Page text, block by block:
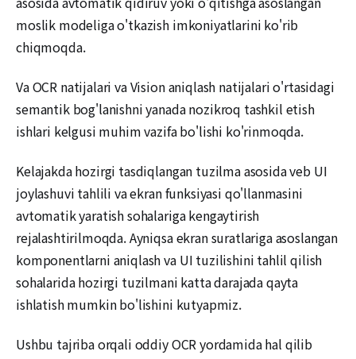
moslik modeliga o'tkazish imkoniyatlarini ko'rib
chiqmoqda.
Va OCR natijalari va Vision aniqlash natijalari o'rtasidagi
semantik bog'lanishni yanada nozikroq tashkil etish
ishlari kelgusi muhim vazifa bo'lishi ko'rinmoqda.
Kelajakda hozirgi tasdiqlangan tuzilma asosida veb UI
joylashuvi tahlili va ekran funksiyasi qo'llanmasini
avtomatik yaratish sohalariga kengaytirish
rejalashtirilmoqda. Ayniqsa ekran suratlariga asoslangan
komponentlarni aniqlash va UI tuzilishini tahlil qilish
sohalarida hozirgi tuzilmani katta darajada qayta
ishlatish mumkin bo'lishini kutyapmiz.
Ushbu tajriba orqali oddiy OCR yordamida hal qilib